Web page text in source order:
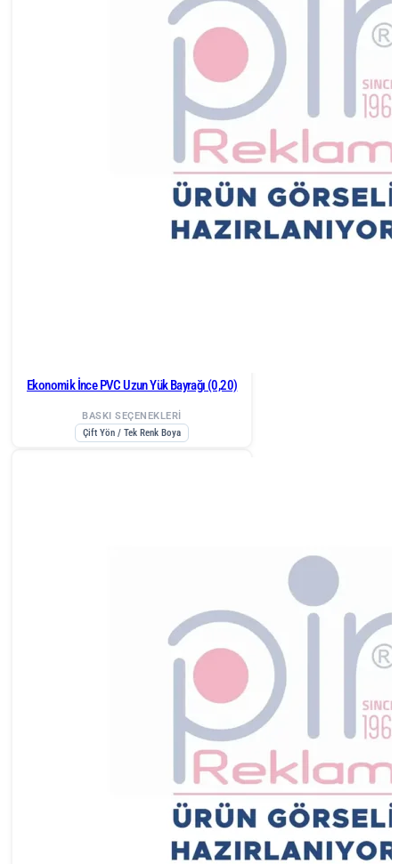
Ekonomik İnce PVC Uzun Yük Bayrağı (0,20)
BASKI SEÇENEKLERİ
Çift Yön / Tek Renk Boya